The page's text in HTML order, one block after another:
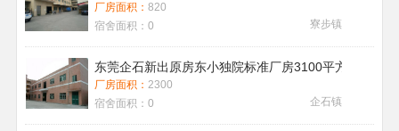
厂房面积： 820
宿舍面积： 0 寮步镇
东莞企石新出原房东小独院标准厂房3100平方厂房出租
厂房面积： 2300
宿舍面积： 0 企石镇